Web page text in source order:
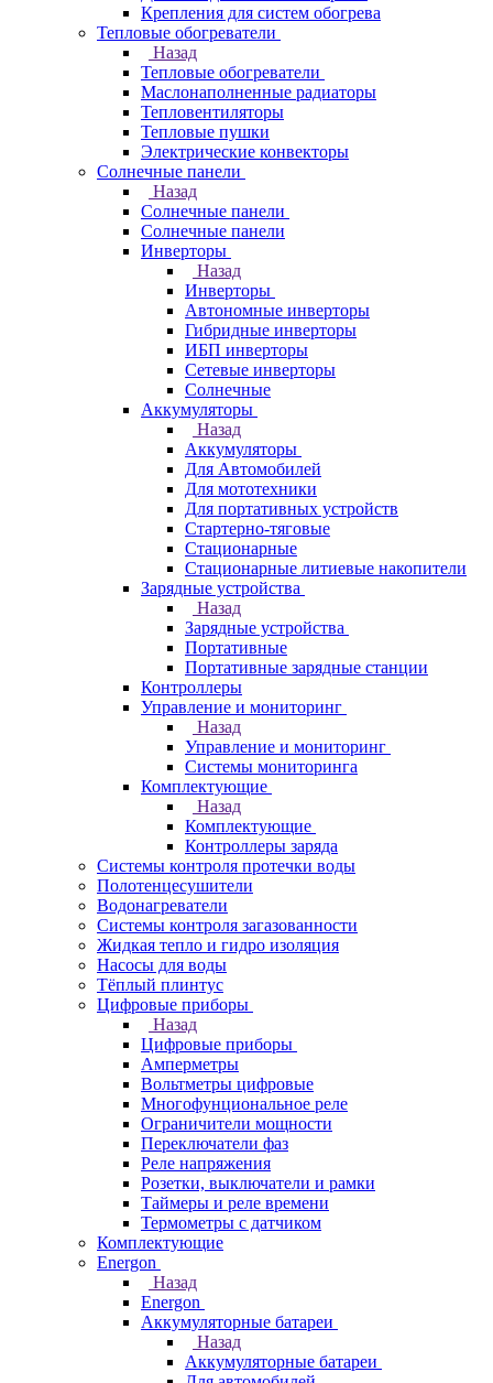
Крепления для систем обогрева
Тепловые обогреватели
Назад
Тепловые обогреватели
Маслонаполненные радиаторы
Тепловентиляторы
Тепловые пушки
Электрические конвекторы
Солнечные панели
Назад
Солнечные панели
Солнечные панели
Инверторы
Назад
Инверторы
Автономные инверторы
Гибридные инверторы
ИБП инверторы
Сетевые инверторы
Солнечные
Аккумуляторы
Назад
Аккумуляторы
Для Автомобилей
Для мототехники
Для портативных устройств
Стартерно-тяговые
Стационарные
Стационарные литиевые накопители
Зарядные устройства
Назад
Зарядные устройства
Портативные
Портативные зарядные станции
Контроллеры
Управление и мониторинг
Назад
Управление и мониторинг
Системы мониторинга
Комплектующие
Назад
Комплектующие
Контроллеры заряда
Системы контроля протечки воды
Полотенцесушители
Водонагреватели
Системы контроля загазованности
Жидкая тепло и гидро изоляция
Насосы для воды
Тёплый плинтус
Цифровые приборы
Назад
Цифровые приборы
Амперметры
Вольтметры цифровые
Многофунциональное реле
Ограничители мощности
Переключатели фаз
Реле напряжения
Розетки, выключатели и рамки
Таймеры и реле времени
Термометры c датчиком
Комплектующие
Energon
Назад
Energon
Аккумуляторные батареи
Назад
Аккумуляторные батареи